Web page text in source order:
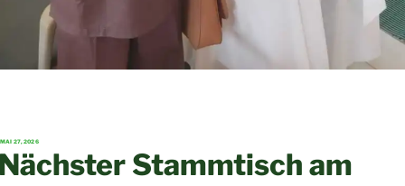
VERÖFFENTLICHT
MAI 27, 2026
Stammtisch am